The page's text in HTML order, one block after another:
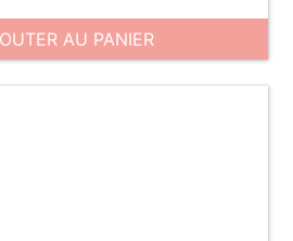
AU PANIER